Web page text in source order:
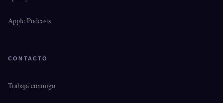
Apple Podcasts
CONTACTO
Trabajá conmigo